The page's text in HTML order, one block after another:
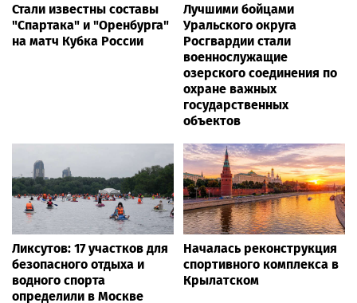
Стали известны составы
"Спартака" и "Оренбурга"
на матч Кубка России
Лучшими бойцами
Уральского округа
Росгвардии стали
военнослужащие
озерского соединения по
охране важных
государственных
объектов
Ликсутов: 17 участков для
безопасного отдыха и
водного спорта
определили в Москве
Началась реконструкция
спортивного комплекса в
Крылатском